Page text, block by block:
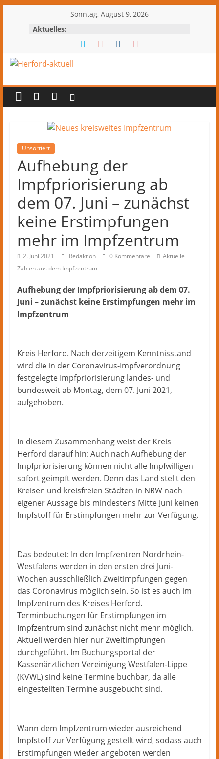
springen
Sonntag, August 9, 2026
Aktuelles:
Herford-
aktuell
Nachrichten
Kultur
aus
Herford
und
dem
Kreis
Herford
lokale
Nachrichten
und
aus
Herford
im
Unsortiert
Aufhebung der
Impfpriorisierung ab
dem 07. Juni – zunächst
keine Erstimpfungen
mehr im Impfzentrum
2. Juni 2021 Redaktion 0 Kommentare
Aktuelle
Zahlen aus dem Impfzentrum
Aufhebung der Impfpriorisierung ab dem 07.
Juni – zunächst keine Erstimpfungen mehr im
Impfzentrum
Kreis Herford. Nach derzeitigem Kenntnisstand
wird die in der Coronavirus-Impfverordnung
festgelegte Impfpriorisierung landes- und
bundesweit ab Montag, dem 07. Juni 2021,
aufgehoben.
In diesem Zusammenhang weist der Kreis
Herford darauf hin: Auch nach Aufhebung der
Impfpriorisierung können nicht alle Impfwilligen
sofort geimpft werden. Denn das Land stellt den
Kreisen und kreisfreien Städten in NRW nach
eigener Aussage bis mindestens Mitte Juni keinen
Impfstoff für Erstimpfungen mehr zur Verfügung.
Das bedeutet: In den Impfzentren Nordrhein-
Westfalens werden in den ersten drei Juni-
Wochen ausschließlich Zweitimpfungen gegen
das Coronavirus möglich sein. So ist es auch im
Impfzentrum des Kreises Herford.
Terminbuchungen für Erstimpfungen im
Impfzentrum sind zunächst nicht mehr möglich.
Aktuell werden hier nur Zweitimpfungen
durchgeführt. Im Buchungsportal der
Kassenärztlichen Vereinigung Westfalen-Lippe
(KVWL) sind keine Termine buchbar, da alle
eingestellten Termine ausgebucht sind.
Wann dem Impfzentrum wieder ausreichend
Impfstoff zur Verfügung gestellt wird, sodass auch
Erstimpfungen wieder angeboten werden